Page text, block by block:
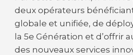
deux opérateurs
globale et unifiée, de
la 5e Génération et d’offrir
des nouveaux services